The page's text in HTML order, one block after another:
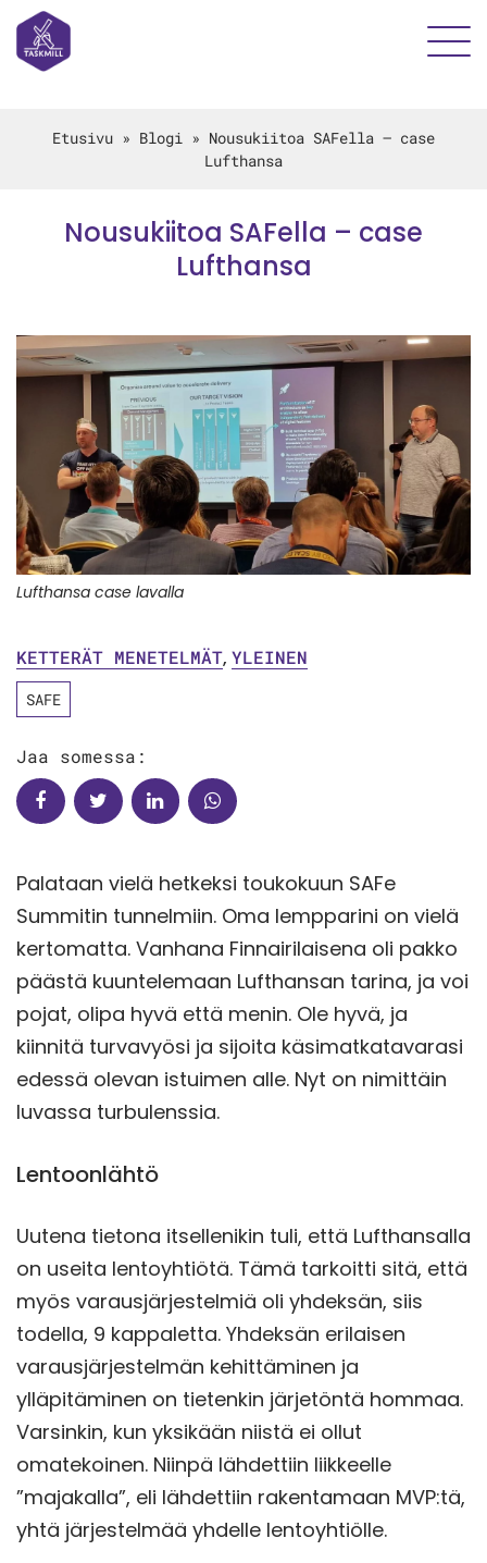
Etusivu » Blogi » Nousukiitoa SAFella – case
Lufthansa
Nousukiitoa SAFella – case
Lufthansa
Lufthansa case lavalla
KETTERÄT MENETELMÄT, YLEINEN
SAFE
Jaa somessa:
Palataan vielä hetkeksi toukokuun SAFe
Summitin tunnelmiin. Oma lempparini on vielä
kertomatta. Vanhana Finnairilaisena oli pakko
päästä kuuntelemaan Lufthansan tarina, ja voi
pojat, olipa hyvä että menin. Ole hyvä, ja
kiinnitä turvavyösi ja sijoita käsimatkatavarasi
edessä olevan istuimen alle. Nyt on nimittäin
luvassa turbulenssia.
Lentoonlähtö
Uutena tietona itsellenikin tuli, että Lufthansalla
on useita lentoyhtiötä. Tämä tarkoitti sitä, että
myös varausjärjestelmiä oli yhdeksän, siis
todella, 9 kappaletta. Yhdeksän erilaisen
varausjärjestelmän kehittäminen ja
ylläpitäminen on tietenkin järjetöntä hommaa.
Varsinkin, kun yksikään niistä ei ollut
omatekoinen. Niinpä lähdettiin liikkeelle
”majakalla”, eli lähdettiin rakentamaan MVP:tä,
yhtä järjestelmää yhdelle lentoyhtiölle.